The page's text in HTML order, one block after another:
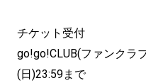
チケット受付
go!go!CLUB(ファンクラ
(日)23:59まで